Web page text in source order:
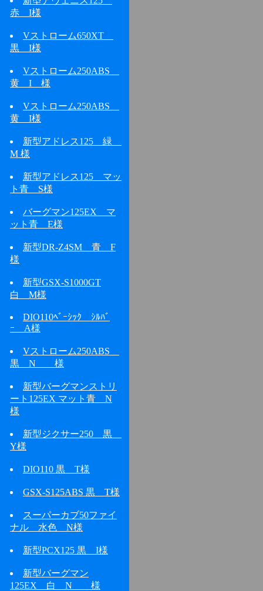
赤 I様
Vストローム650XT
黒 I様
Vストローム250ABS
黄 I 様
Vストローム250ABS
黄 I様
新型アドレス125 緑
M 様
新型アドレス125 マッ
ト青 S様
バーグマン125EX マ
ット青 E様
新型DR-Z4SM 青 F
様
新型GSX-S1000GT
白 M様
DIO110ﾍﾞｰｼｯｸ ｼﾙﾊﾞ
ｰ A様
Vストローム250ABS
黒 N 様
新型バーグマンストリ
ート125EX マット青 N
様
新型ジクサー250 黒
Y様
DIO110 黒 T様
GSX-S125ABS 黒 T様
スーパーカブ50ファイ
ナル 水色 N様
新型PCX125 黒 I様
新型バーグマン
125EX 白 N 様